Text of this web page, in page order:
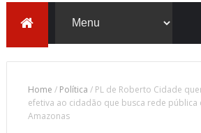
Home / Política / PL de Roberto Cidade
efetiva ao cidadão que busca rede pública
Amazonas